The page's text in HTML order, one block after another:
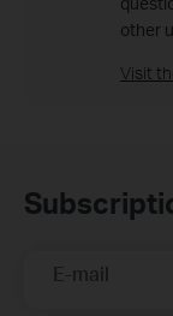
other
Visit
E-mail